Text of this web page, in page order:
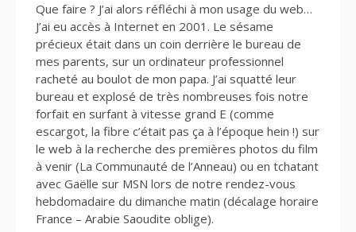
Que faire ? J’ai alors réfléchi à mon usage du web…
J’ai eu accès à Internet en 2001. Le sésame
précieux était dans un coin derrière le bureau de
mes parents, sur un ordinateur professionnel
racheté au boulot de mon papa. J’ai squatté leur
bureau et explosé de très nombreuses fois notre
forfait en surfant à vitesse grand E (comme
escargot, la fibre c’était pas ça à l’époque hein !) sur
le web à la recherche des premières photos du film
à venir (La Communauté de l’Anneau) ou en tchatant
avec Gaëlle sur MSN lors de notre rendez-vous
hebdomadaire du dimanche matin (décalage horaire
France – Arabie Saoudite oblige).